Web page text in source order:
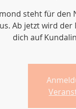
steht für den
Ab jetzt wird
dich auf